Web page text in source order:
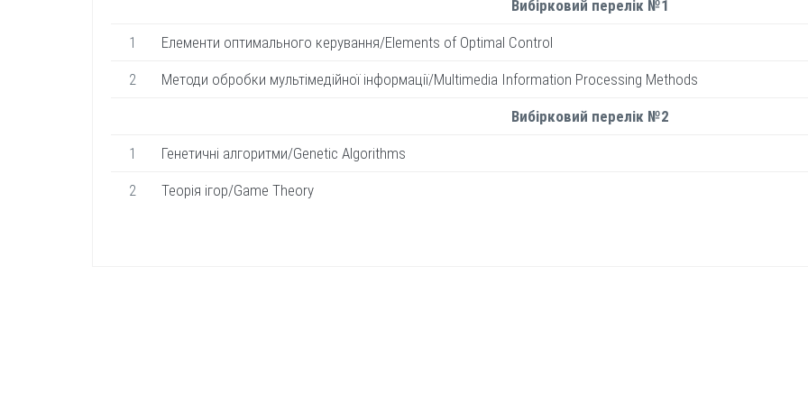
Вибірковий перелік №1
1 Елементи оптимального керування/Elements of Optimal Control
2 Методи обробки мультімедійної інформації/Multimedia Information Processing Methods
Вибірковий перелік №2
1 Генетичні алгоритми/Genetic Algorithms
2 Теорія ігор/Game Theory